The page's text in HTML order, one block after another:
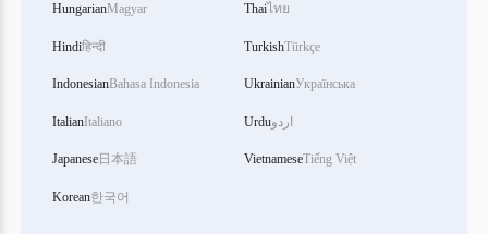
HungarianMagyar
Hindiहिन्दी
IndonesianBahasa Indonesia
ItalianItaliano
Japanese日本語
Korean한국어
Thaiไทย
TurkishTürkçe
UkrainianУкраїнська
Urduاردو
VietnameseTiếng Việt